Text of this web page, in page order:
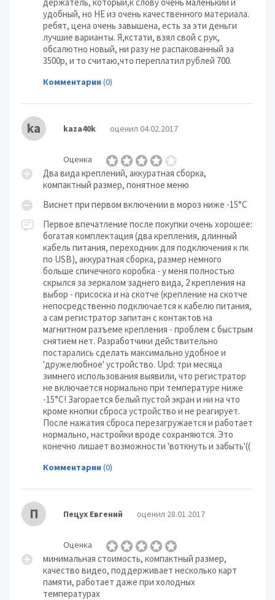
держатель, который,к слову очень маленький и
удобный, но НЕ из очень качественного материала.
ребят, цена очень завышена, есть за эти деньги
лучшие варианты. Я,кстати, взял свой с рук,
обсалютно новый, ни разу не распакованный за
3500р, и то считаю,что переплатил рублей 700.
Комментарии (0)
ka kaza40k оценил 04.02.2017
Оценка
Два вида креплений, аккуратная сборка,
компактный размер, понятное меню
Виснет при первом включении в мороз ниже -15°С
Первое впечатление после покупки очень хорошее:
богатая комплектация (два крепления, длинный
кабель питания, переходник для подключения к пк
по USB), аккуратная сборка, размер немного
больше спичечного коробка - у меня полностью
скрылся за зеркалом заднего вида, 2 крепления на
выбор - присоска и на скотче (крепление на скотче
непосредственно подключается к кабелю питания,
а сам регистратор запитан с контактов на
магнитном разъеме крепления - проблем с быстрым
снятием нет. Разработчики действительно
постарались сделать максимально удобное и
'дружелюбное' устройство. Upd: три месяца
зимнего использования выявили, что регистратор
не включается нормально при температуре ниже
-15°С! Загорается белый пустой экран и ни на что
кроме кнопки сброса устройство и не реагирует.
После нажатия сброса перезагружается и работает
нормально, настройки вроде сохраняются. Это
конечно лишает возможности 'воткнуть и забыть'((
Комментарии (0)
П Пецух Евгений оценил 28.01.2017
Оценка
минимальная стоимость, компактный размер,
качество видео, поддерживает несколько карт
памяти, работает даже при холодных
температурах